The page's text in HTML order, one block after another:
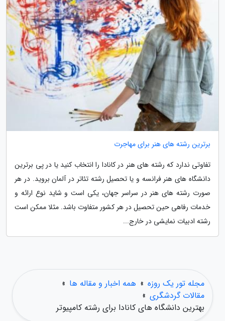
برترین رشته های هنر برای مهاجرت
تفاوتی ندارد که رشته های هنر در کانادا را انتخاب کنید یا در پی برترین
دانشگاه های هنر فرانسه و یا تحصیل رشته تئاتر در آلمان بروید. در هر
صورت رشته های هنر در سراسر جهان، یکی است و شاید نوع ارائه و
خدمات رفاهی حین تحصیل در هر کشور متفاوت باشد. مثلا ممکن است
رشته ادبیات نمایشی در خارج...
مجله تور یک روزه » همه اخبار و مقاله ها »
مقالات گردشگری »
بهترین دانشگاه های کانادا برای رشته کامپیوتر